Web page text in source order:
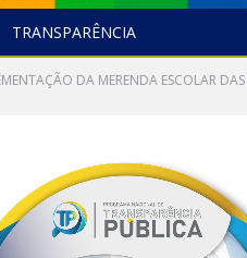
TRANSPARÊNCIA
DA MERENDA ESCOLAR DAS